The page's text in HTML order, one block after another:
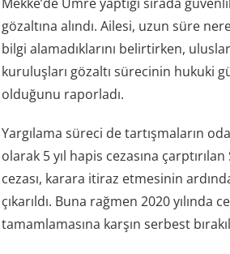
Mekke’de Umre yaptığı sırada
gözaltına alındı. Ailesi, uzun süre
bilgi alamadıklarını belirtirken,
kuruluşları gözaltı sürecinin hukuki
olduğunu raporladı.
Yargılama süreci de tartışmaların
olarak 5 yıl hapis cezasına
cezası, karara itiraz etmesinin
çıkarıldı. Buna rağmen 2020 yılında
tamamlamasına karşın serbest